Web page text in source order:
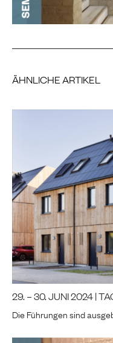
ÄHNLICHE ARTIKEL
29. – 30. JUNI 2024 |
Die Führungen sind